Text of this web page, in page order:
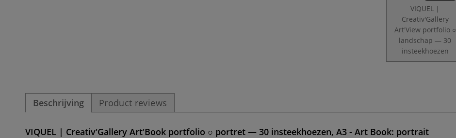
VIQUEL |
Creativ'Gallery
Art'View portfolio ○
landschap — 30
insteekhoezen
Beschrijving Product reviews
VIQUEL | Creativ'Gallery Art'Book portfolio ○ portret — 30 insteekhoezen, A3 - Art Book: portrait